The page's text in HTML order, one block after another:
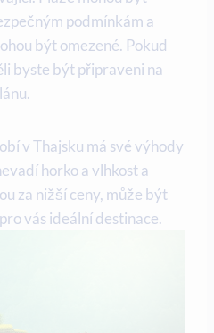
podmínkám a
být omezené. Pokud
byste být připraveni na
v Thajsku má své výhody
horko a vlhkost a
za nižší ceny, může být
vás ideální destinace.